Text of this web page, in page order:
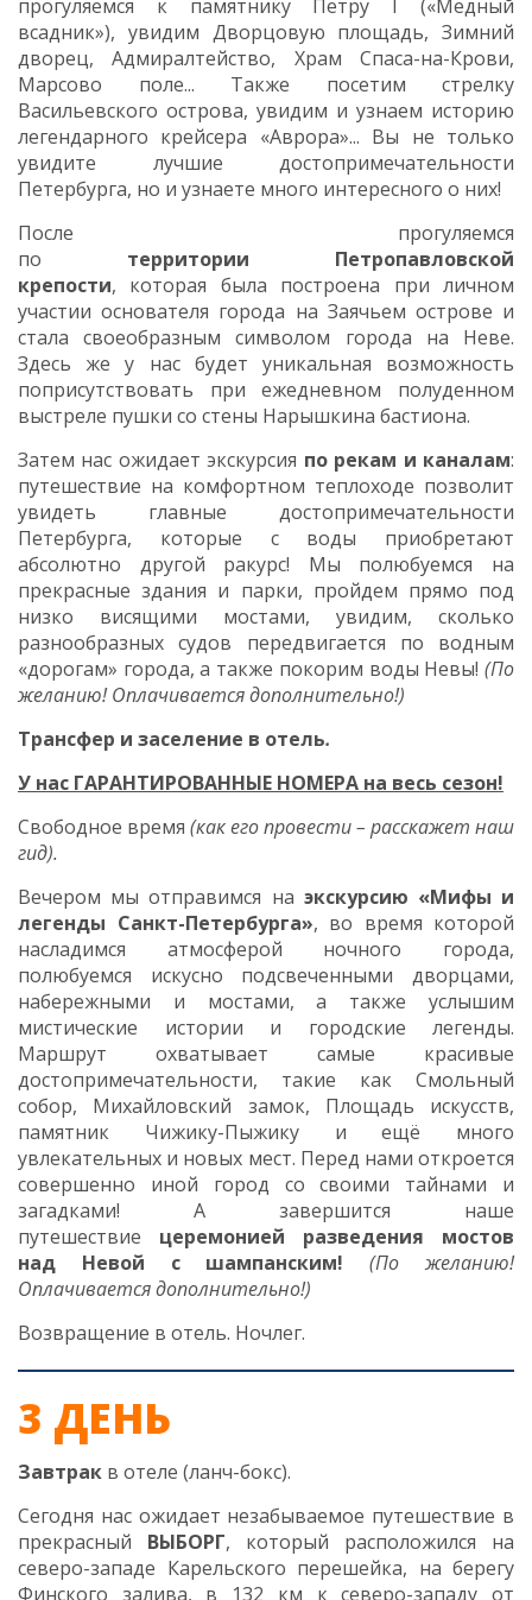
прогуляемся к памятнику Петру I («Медный
всадник»), увидим Дворцовую площадь, Зимний
дворец, Адмиралтейство, Храм Спаса-на-Крови,
Марсово поле... Также посетим стрелку
Васильевского острова, увидим и узнаем историю
легендарного крейсера «Аврора»... Вы не только
увидите лучшие достопримечательности
Петербурга, но и узнаете много интересного о них!
После прогуляемся
по территории Петропавловской
крепости, которая была построена при личном
участии основателя города на Заячьем острове и
стала своеобразным символом города на Неве.
Здесь же у нас будет уникальная возможность
поприсутствовать при ежедневном полуденном
выстреле пушки со стены Нарышкина бастиона.
Затем нас ожидает экскурсия по рекам и каналам:
путешествие на комфортном теплоходе позволит
увидеть главные достопримечательности
Петербурга, которые с воды приобретают
абсолютно другой ракурс! Мы полюбуемся на
прекрасные здания и парки, пройдем прямо под
низко висящими мостами, увидим, сколько
разнообразных судов передвигается по водным
«дорогам» города, а также покорим воды Невы! (По
желанию! Оплачивается дополнительно!)
Трансфер и заселение в отель.
У нас ГАРАНТИРОВАННЫЕ НОМЕРА на весь сезон!
Свободное время (как его провести – расскажет наш
гид).
Вечером мы отправимся на экскурсию «Мифы и
легенды Санкт-Петербурга», во время которой
насладимся атмосферой ночного города,
полюбуемся искусно подсвеченными дворцами,
набережными и мостами, а также услышим
мистические истории и городские легенды.
Маршрут охватывает самые красивые
достопримечательности, такие как Смольный
собор, Михайловский замок, Площадь искусств,
памятник Чижику-Пыжику и ещё много
увлекательных и новых мест. Перед нами откроется
совершенно иной город со своими тайнами и
загадками! А завершится наше
путешествие
церемонией разведения мостов
над Невой с шампанским!(По желанию!
Оплачивается дополнительно!)
Возвращение в отель. Ночлег.
3 ДЕНЬ
Завтрак в отеле (ланч-бокс).
Сегодня нас ожидает незабываемое путешествие в
прекрасный ВЫБОРГ, который расположился на
северо-западе Карельского перешейка, на берегу
Финского залива, в 132 км к северо-западу от